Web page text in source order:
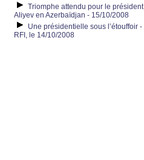
Triomphe attendu pour le président
Aliyev en Azerbaïdjan - 15/10/2008
Une présidentielle sous l’étouffoir -
RFI, le 14/10/2008